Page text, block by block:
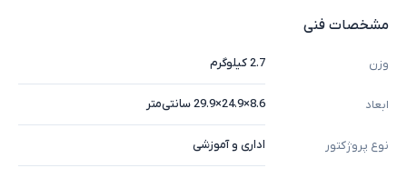
مشخصات فنی
وزن 2.7 کیلوگرم
ابعاد 8.6×24.9×29.9 سانتی‌متر
نوع پروژکتور اداری و آموزشی